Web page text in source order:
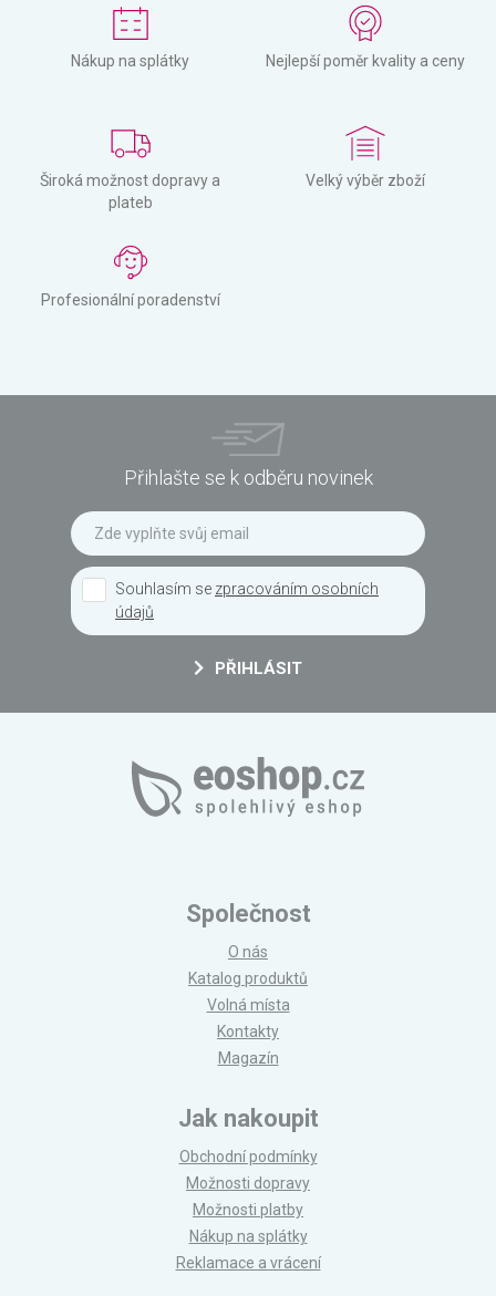
Nákup na splátky Nejlepší poměr kvality a ceny
Široká možnost dopravy a
plateb
Velký výběr zboží
Profesionální poradenství
Přihlašte se k odběru novinek
Souhlasím se zpracováním osobních
údajů
PŘIHLÁSIT
Společnost
O nás
Katalog produktů
Volná místa
Kontakty
Magazín
Jak nakoupit
Obchodní podmínky
Možnosti dopravy
Možnosti platby
Nákup na splátky
Reklamace a vrácení